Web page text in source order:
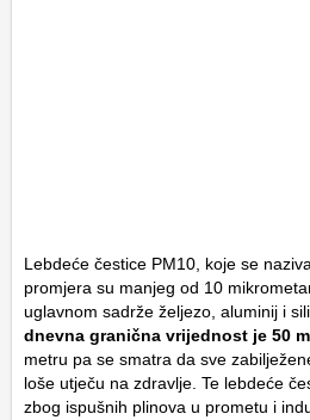
Lebdeće čestice PM10, koje se
promjera su manjeg od 10
uglavnom sadrže željezo, aluminij i
dnevna granična vrijednost je 50
metru pa se smatra da sve
loše utječu na zdravlje. Te lebdeće
zbog ispušnih plinova u prometu i